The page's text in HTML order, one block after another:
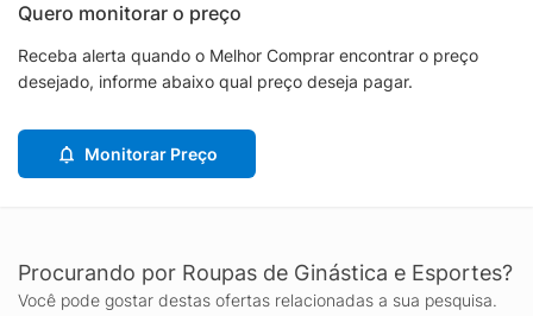
Quero monitorar o preço
Receba alerta quando o Melhor Comprar encontrar o preço
desejado, informe abaixo qual preço deseja pagar.
Monitorar Preço
Procurando por Roupas de Ginástica e Esportes?
Você pode gostar destas ofertas relacionadas a sua pesquisa.